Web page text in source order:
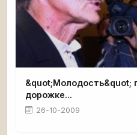
&quot;Молодость&quot;
дорожке...
26-10-2009